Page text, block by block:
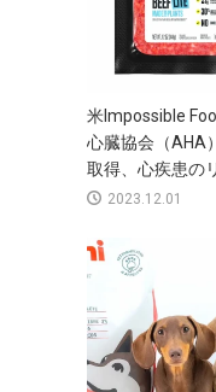
米Impossible
心臓協会（AHA
取得、心疾患の
2023.12.01